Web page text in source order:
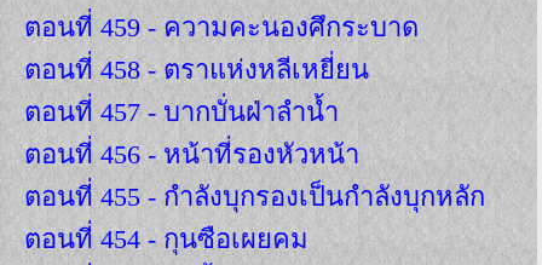
ตอนที่ 459 - ความคะนองศึกระบาด
ตอนที่ 458 - ตราแห่งหลีเหยี่ยน
ตอนที่ 457 - บากบั่นฝ่าลำน้ำ
ตอนที่ 456 - หน้าที่รองหัวหน้า
ตอนที่ 455 - กำลังบุกรองเป็นกำลังบุกหลัก
ตอนที่ 454 - กุนซือเผยคม